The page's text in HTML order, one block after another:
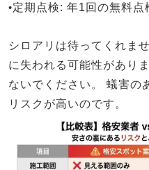
•定期点検: 年1回の無料点
シロアリは待ってくれま
に失われる可能性がありま
ないでください。
蟻害の
リスクが高いのです。